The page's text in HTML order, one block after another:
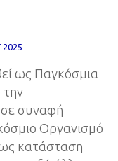
ως Παγκόσμια
την
σε συναφή
Οργανισμό
ως κατάσταση